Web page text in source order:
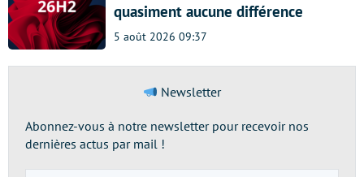
quasiment aucune différence
5 août 2026 09:37
Newsletter
Abonnez-vous à notre newsletter pour recevoir nos
dernières actus par mail !